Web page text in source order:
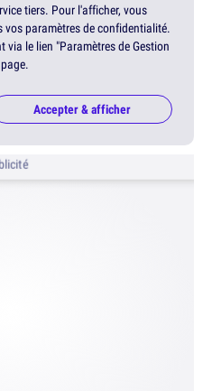
tiers. Pour l'afficher, vous
vos paramètres de confidentialité.
le lien "Paramètres de Gestion
Accepter & afficher